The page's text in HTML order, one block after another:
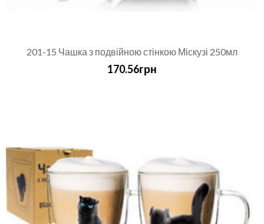
201-15 Чашка з подвійною стінкою Міскузі 250мл
170.56грн